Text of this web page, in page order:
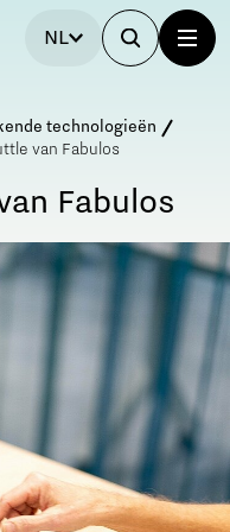
NL
technologieën
van Fabulos
Fabulos